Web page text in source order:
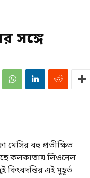
সঙ্গে
বহু প্রতীক্ষিত
কলকাতায় লিওনেল
কিংবদন্তির এই মুহূর্ত